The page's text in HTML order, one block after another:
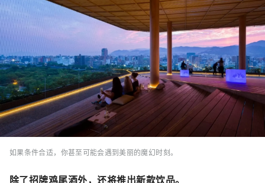
如果条件合适，你甚至可能会遇到美丽的魔幻时刻。
除了招牌鸡尾酒外，还将推出新款饮品。